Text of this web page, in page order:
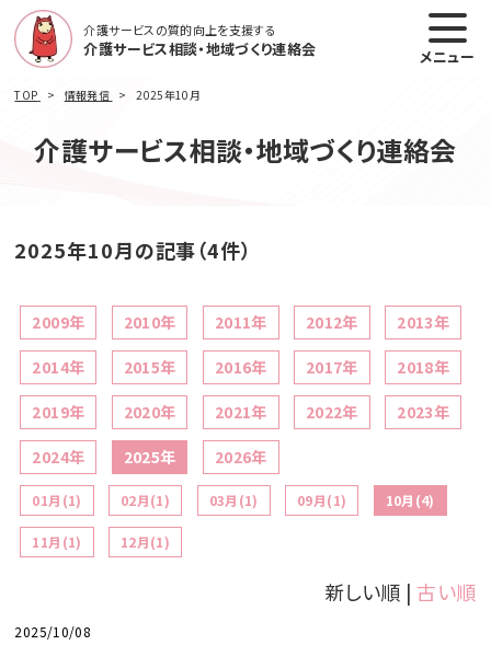
介護サービスの質的向上を支援する
介護サービス相談・地域づくり連絡会 メニュー
TOP 情報発信 2025年10月
介護サービス相談・地域づくり連絡会
2025年10月の記事（4件）
2009年 2010年 2011年 2012年 2013年
2014年 2015年 2016年 2017年 2018年
2019年 2020年 2021年 2022年 2023年
2024年 2025年 2026年
01月(1) 02月(1) 03月(1) 09月(1) 10月(4)
11月(1) 12月(1)
新しい順 |古い順
2025/10/08